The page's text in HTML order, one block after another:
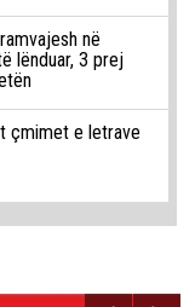
në
lënduar, 3 prej
çmimet e letrave